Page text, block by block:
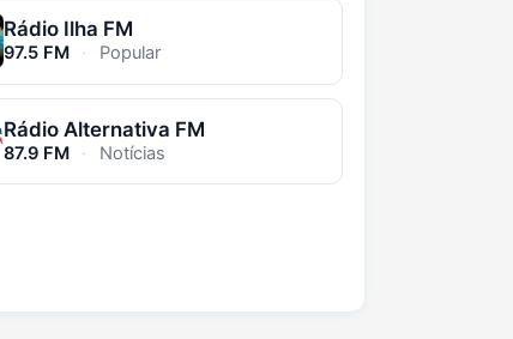
Rádio Ilha FM
97.5 FM · Popular
Rádio Alternativa FM
87.9 FM · Notícias